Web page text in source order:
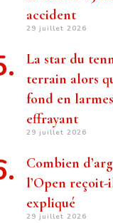
accident
29 juillet 2026
La star du
terrain alors
fond en
effrayant
29 juillet 2026
Combien
l’Open
expliqué
29 juillet 2026